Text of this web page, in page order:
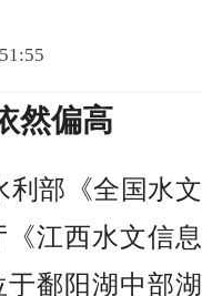
然偏高
部《全国水文
江西水文信息
鄱阳湖中部湖